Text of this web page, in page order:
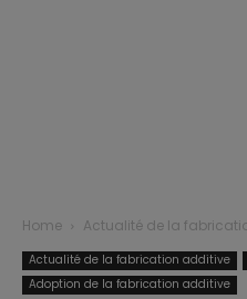
Home Actualité de la
Actualité de la fabrication additive
Adoption de la fabrication additive